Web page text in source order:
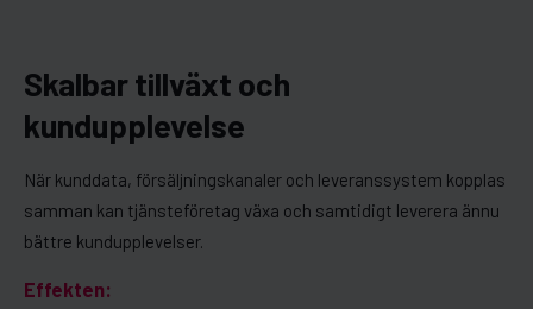
Skalbar tillväxt och
kundupplevelse
När kunddata, försäljningskanaler och leveranssystem kopplas
samman kan tjänsteföretag växa och samtidigt leverera ännu
bättre kundupplevelser.
Effekten: